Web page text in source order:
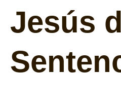
Jesús